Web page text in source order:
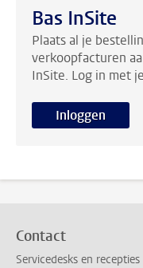
Bas InSite
Plaats al je
verkoopfacturen
InSite. Log in met
Inloggen
Contact
Servicedesks en recepties